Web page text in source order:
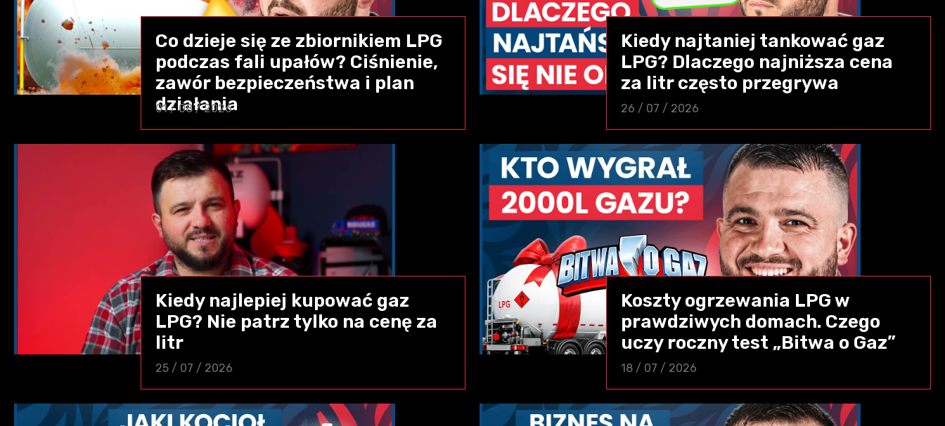
Co dzieje się ze zbiornikiem LPG
podczas fali upałów? Ciśnienie,
zawór bezpieczeństwa i plan
działania
01 / 08 / 2026
Kiedy najtaniej tankować gaz
LPG? Dlaczego najniższa cena
za litr często przegrywa
26 / 07 / 2026
Kiedy najlepiej kupować gaz
LPG? Nie patrz tylko na cenę za
litr
25 / 07 / 2026
Koszty ogrzewania LPG w
prawdziwych domach. Czego
uczy roczny test „Bitwa o Gaz”
18 / 07 / 2026